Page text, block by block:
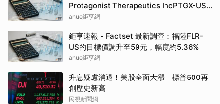
Protagonist Therapeutics IncPTGX-US
的目標價調升至160元，幅度約5.61%
anue鉅亨網
鉅亨速報 - Factset 最新調查：福陸FLR-
US的目標價調升至59元，幅度約5.36%
anue鉅亨網
升息疑慮消退！美股全面大漲 標普500再
創歷史新高
民視新聞網